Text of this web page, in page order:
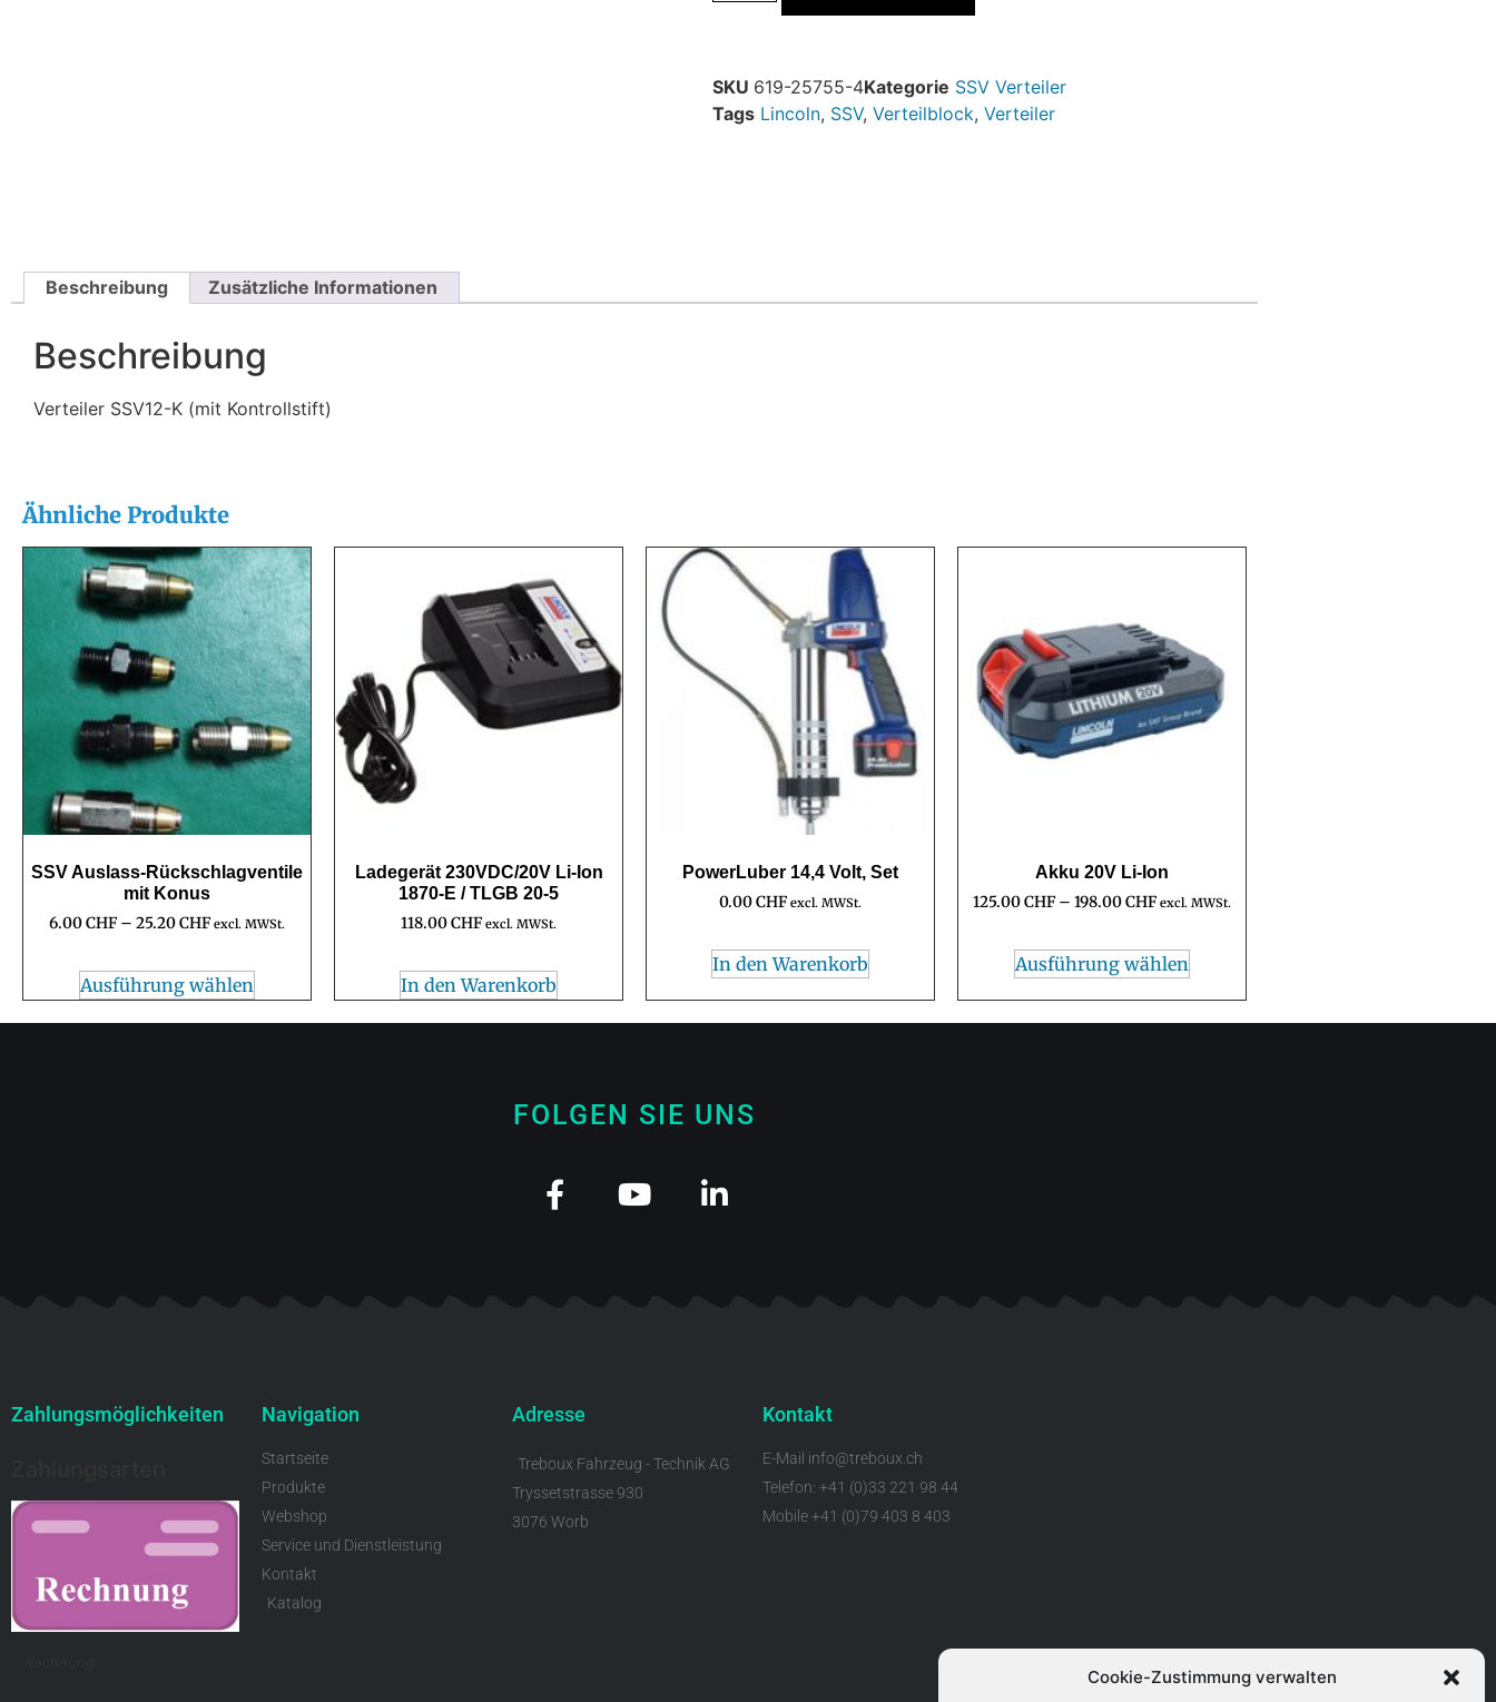
Cookie-Zustimmung verwalten
SKU 619-25755-4Kategorie SSV Verteiler
Tags Lincoln, SSV, Verteilblock, Verteiler
Beschreibung Zusätzliche Informationen
Beschreibung
Verteiler SSV12-K (mit Kontrollstift)
Ähnliche Produkte
SSV Auslass-Rückschlagventile
mit Konus
6.00CHF – 25.20CHF excl. MWSt.
Ausführung wählen
Ladegerät 230VDC/20V Li-Ion
1870-E / TLGB 20-5
118.00CHF excl. MWSt.
In den Warenkorb
PowerLuber 14,4 Volt, Set
0.00CHF excl. MWSt.
In den Warenkorb
Akku 20V Li-Ion
125.00CHF – 198.00CHF excl. MWSt.
Ausführung wählen
FOLGEN SIE UNS
Zahlungsmöglichkeiten Navigation
Startseite
Produkte
Webshop
Service und Dienstleistung
Kontakt
Katalog
Adresse
Treboux Fahrzeug - Technik AG
Tryssetstrasse 930
3076 Worb
Kontakt
E-Mail info@treboux.ch
Telefon: +41 (0)33 221 98 44
Mobile +41 (0)79 403 8 403